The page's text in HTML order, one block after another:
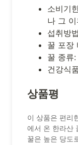
소비기
나 그
섭취방
꿀 포장
꿀 종류
건강식
상품평
이 상품은 편리
에서 온 한라산
꿀은 높은 당도